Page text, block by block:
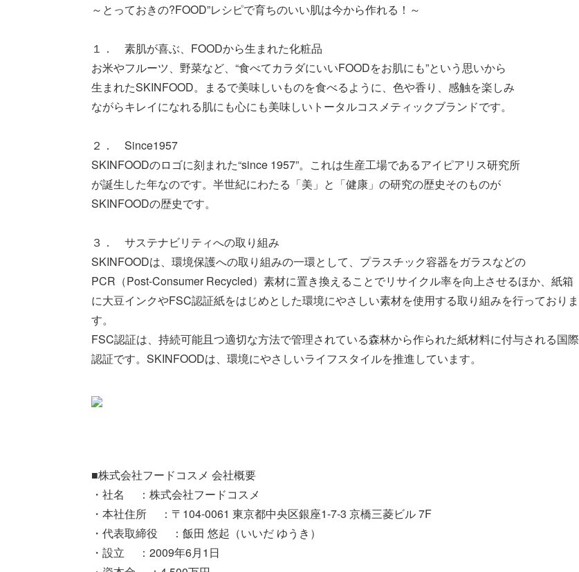
～とっておきの?FOOD”レシピで育ちのいい肌は今から作れる！～
１． 素肌が喜ぶ、FOODから生まれた化粧品
お米やフルーツ、野菜など、“食べてカラダにいいFOODをお肌にも”という思いから
生まれたSKINFOOD。まるで美味しいものを食べるように、色や香り、感触を楽しみ
ながらキレイになれる肌にも心にも美味しいトータルコスメティックブランドです。
２． Since1957
SKINFOODのロゴに刻まれた“since 1957”。これは生産工場であるアイピアリス研究所
が誕生した年なのです。半世紀にわたる「美」と「健康」の研究の歴史そのものが
SKINFOODの歴史です。
３． サステナビリティへの取り組み
SKINFOODは、環境保護への取り組みの一環として、プラスチック容器をガラスなどの
PCR（Post-Consumer Recycled）素材に置き換えることでリサイクル率を向上させるほか、紙箱
に大豆インクやFSC認証紙をはじめとした環境にやさしい素材を使用する取り組みを行っておりま
す。
FSC認証は、持続可能且つ適切な方法で管理されている森林から作られた紙材料に付与される国際
認証です。SKINFOODは、環境にやさしいライフスタイルを推進しています。
■株式会社フードコスメ 会社概要
・社名 ：株式会社フードコスメ
・本社住所 ：〒104-0061 東京都中央区銀座1-7-3 京橋三菱ビル 7F
・代表取締役 ：飯田 悠起（いいだ ゆうき）
・設立 ：2009年6月1日